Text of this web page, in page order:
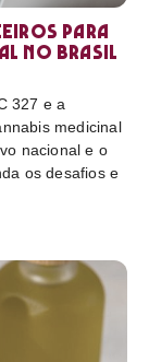
para
no Brasil
327 e a
medicinal
nacional e o
os desafios e